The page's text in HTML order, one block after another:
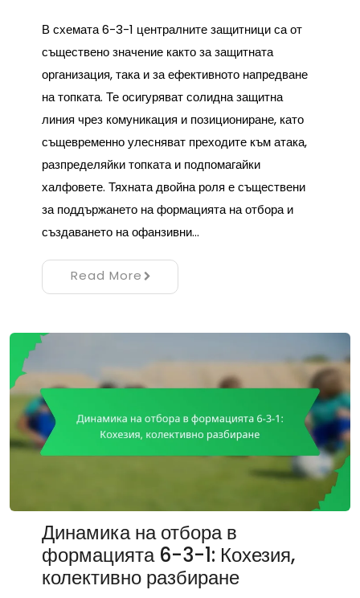
В схемата 6-3-1 централните защитници са от
съществено значение както за защитната
организация, така и за ефективното напредване
на топката. Те осигуряват солидна защитна
линия чрез комуникация и позициониране, като
същевременно улесняват преходите към атака,
разпределяйки топката и подпомагайки
халфовете. Тяхната двойна роля е съществени
за поддържането на формацията на отбора и
създаването на офанзивни…
Read More
Динамика на отбора в
формацията 6-3-1: Кохезия,
колективно разбиране